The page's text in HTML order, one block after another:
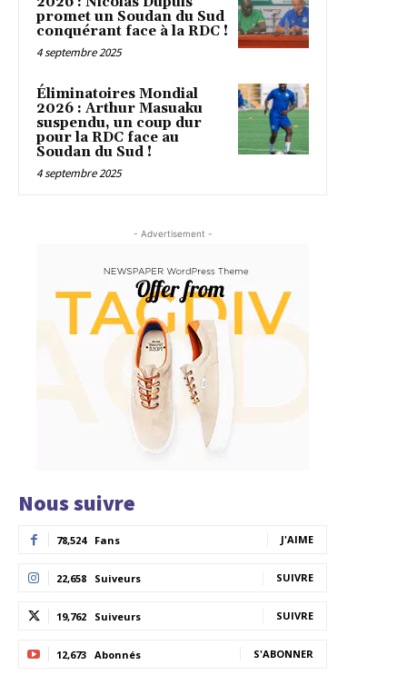
promet un Soudan du Sud
conquérant face à la RDC !
4 septembre 2025
Éliminatoires Mondial
2026 : Arthur Masuaku
suspendu, un coup dur
pour la RDC face au
Soudan du Sud !
4 septembre 2025
- Advertisement -
Nous suivre
78,524 Fans J'AIME
22,658 Suiveurs SUIVRE
19,762 Suiveurs SUIVRE
12,673 Abonnés S'ABONNER